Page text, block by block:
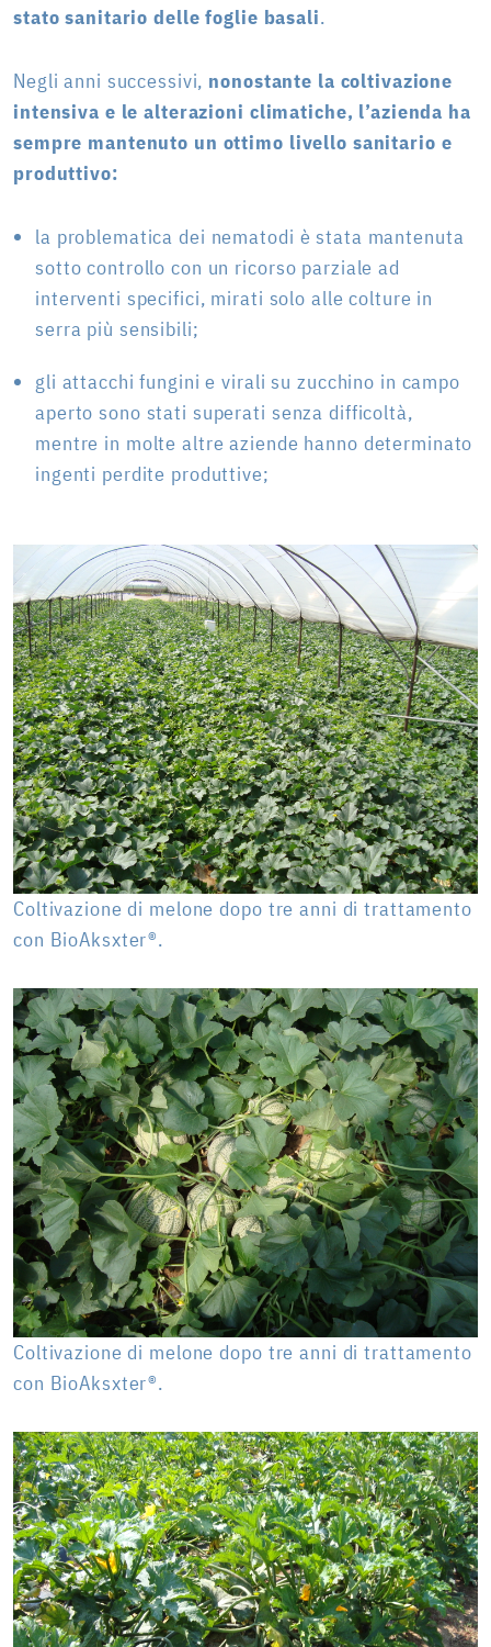
stato sanitario delle foglie basali.
Negli anni successivi, nonostante la coltivazione
intensiva e le alterazioni climatiche, l’azienda ha
sempre mantenuto un ottimo livello sanitario e
produttivo:
la problematica dei nematodi è stata mantenuta
sotto controllo con un ricorso parziale ad
interventi specifici, mirati solo alle colture in
serra più sensibili;
gli attacchi fungini e virali su zucchino in campo
aperto sono stati superati senza difficoltà,
mentre in molte altre aziende hanno determinato
ingenti perdite produttive;
Coltivazione di melone dopo tre anni di trattamento
con BioAksxter®.
Coltivazione di melone dopo tre anni di trattamento
con BioAksxter®.